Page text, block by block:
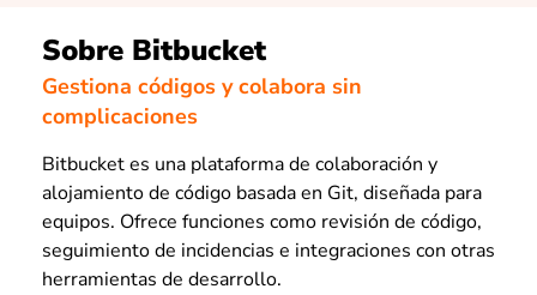
Sobre Bitbucket
Gestiona códigos y colabora sin
complicaciones
Bitbucket es una plataforma de colaboración y
alojamiento de código basada en Git, diseñada para
equipos. Ofrece funciones como revisión de código,
seguimiento de incidencias e integraciones con otras
herramientas de desarrollo.